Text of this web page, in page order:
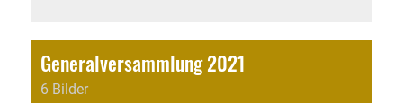
Generalversammlung 2021
6 Bilder